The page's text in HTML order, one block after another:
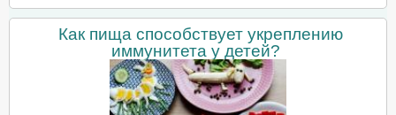
Как пища способствует укреплению
иммунитета у детей?